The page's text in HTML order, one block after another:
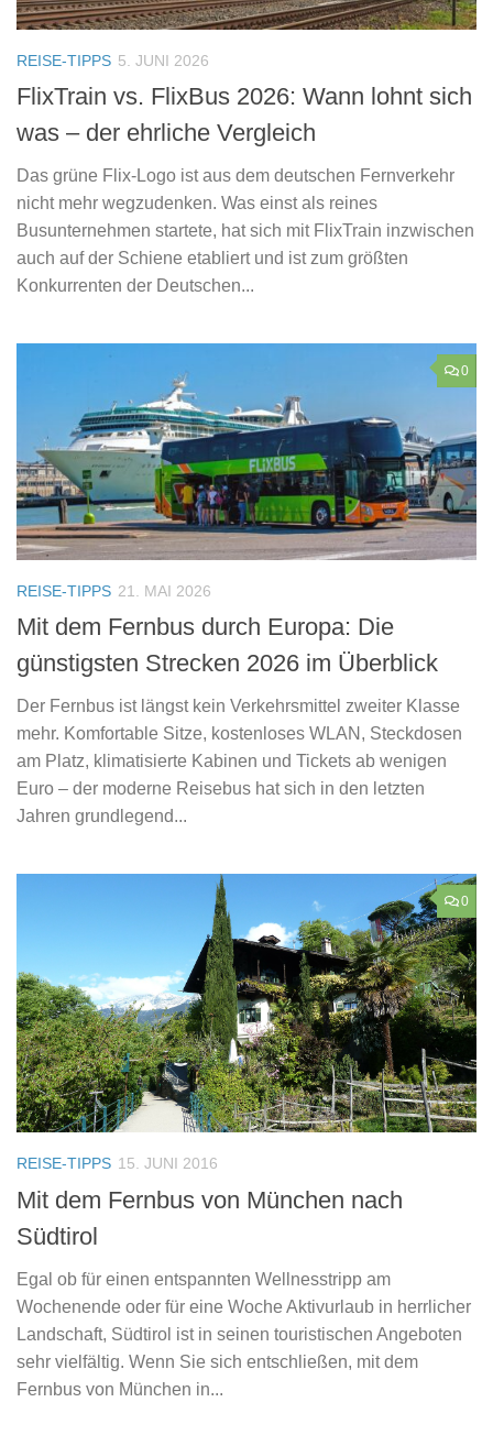
REISE-TIPPS 5. JUNI 2026
FlixTrain vs. FlixBus 2026: Wann lohnt sich
was – der ehrliche Vergleich
Das grüne Flix-Logo ist aus dem deutschen Fernverkehr
nicht mehr wegzudenken. Was einst als reines
Busunternehmen startete, hat sich mit FlixTrain inzwischen
auch auf der Schiene etabliert und ist zum größten
Konkurrenten der Deutschen...
0
REISE-TIPPS 21. MAI 2026
Mit dem Fernbus durch Europa: Die
günstigsten Strecken 2026 im Überblick
Der Fernbus ist längst kein Verkehrsmittel zweiter Klasse
mehr. Komfortable Sitze, kostenloses WLAN, Steckdosen
am Platz, klimatisierte Kabinen und Tickets ab wenigen
Euro – der moderne Reisebus hat sich in den letzten
Jahren grundlegend...
0
REISE-TIPPS 15. JUNI 2016
Mit dem Fernbus von München nach
Südtirol
Egal ob für einen entspannten Wellnesstripp am
Wochenende oder für eine Woche Aktivurlaub in herrlicher
Landschaft, Südtirol ist in seinen touristischen Angeboten
sehr vielfältig. Wenn Sie sich entschließen, mit dem
Fernbus von München in...